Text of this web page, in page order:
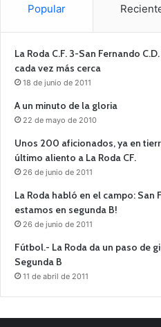
Popular
La Roda C.F. 3-San Fernando
cada vez más cerca
18 de junio de 2011
A un minuto de la gloria
22 de mayo de 2010
Unos 200 aficionados, ya en
último aliento a La Roda CF.
26 de junio de 2011
La Roda habló en el campo: San
estamos en segunda B!
26 de junio de 2011
Fútbol.- La Roda da un paso de
Segunda B
11 de abril de 2011